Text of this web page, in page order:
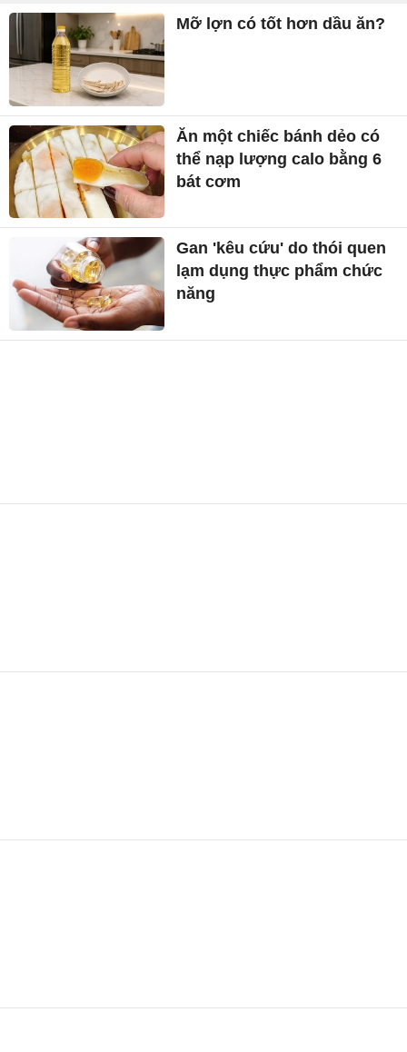
Mỡ lợn có tốt hơn dầu ăn?
Ăn một chiếc bánh dẻo có
thể nạp lượng calo bằng 6
bát cơm
Gan 'kêu cứu' do thói quen
lạm dụng thực phẩm chức
năng